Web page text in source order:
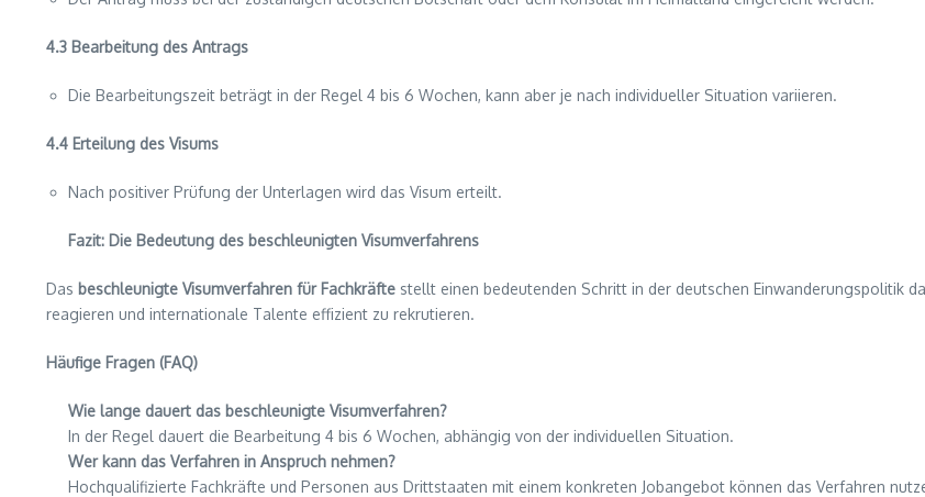
4.3 Bearbeitung des Antrags
Die Bearbeitungszeit beträgt in der Regel 4 bis 6 Wochen, kann aber je nach individueller Situation variieren.
4.4 Erteilung des Visums
Nach positiver Prüfung der Unterlagen wird das Visum erteilt.
Fazit: Die Bedeutung des beschleunigten Visumverfahrens
Das beschleunigte Visumverfahren für Fachkräfte stellt einen bedeutenden Schritt in der deutschen Einwanderungspolitik
reagieren und internationale Talente effizient zu rekrutieren.
Häufige Fragen (FAQ)
Wie lange dauert das beschleunigte Visumverfahren?
In der Regel dauert die Bearbeitung 4 bis 6 Wochen, abhängig von der individuellen Situation.
Wer kann das Verfahren in Anspruch nehmen?
Hochqualifizierte Fachkräfte und Personen aus Drittstaaten mit einem konkreten Jobangebot können das Verfahren